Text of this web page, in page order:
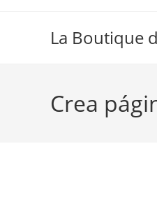
La Boutique
Crea